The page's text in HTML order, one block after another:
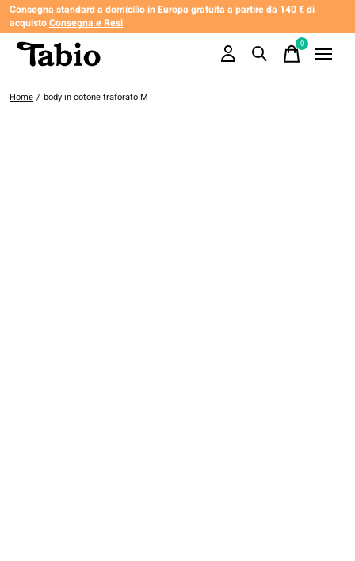
Consegna standard a domicilio in Europa gratuita a partire da 140 € di
acquistoConsegna e Resi
0items
Home / body in cotone traforato M